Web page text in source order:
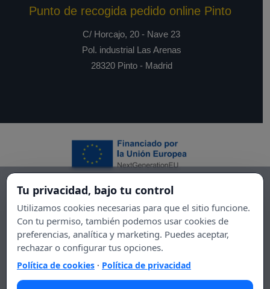
Punto de recogida pedido online Pinto
C/ Horcajo, 20 - Nave 23
Pol. industrial Las Arenas
28320 Pinto - Madrid
Tu privacidad, bajo tu control
Utilizamos cookies necesarias para que el sitio funcione.
Con tu permiso, también podemos usar cookies de
preferencias, analítica y marketing. Puedes aceptar,
rechazar o configurar tus opciones.
Política de cookies · Política de privacidad